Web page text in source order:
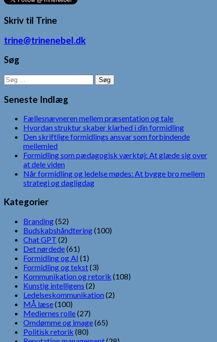
Skriv til Trine
trine@trinenebel.dk
Søg
Søg
efter:
Seneste Indlæg
Fællesnævneren mellem præsentation og tale
Hvordan struktur skaber klarhed i din formidling
Den skriftlige formidlings ansvar som forbindende
mellemled
Formidling som pædagogisk værktøj: At glæde sig over
at dele viden
Når formidling og ledelse mødes: At bygge bro mellem
strategi og dagligdag
Kategorier
Branding(52)
Budskabshåndtering(100)
Chat GPT (2)
Det nørdede(61)
Formidling og AI (1)
Formidling og tekst(3)
Kommunikation og retorik (108)
Kunstig intelligens (2)
Ledelseskommunikation (2)
MÅ læse(100)
Mediernes rolle(27)
Omdømme og image(65)
Politisk retorik (80)